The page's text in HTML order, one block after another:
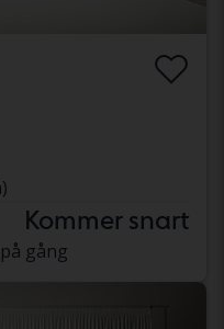
Kommer snart
gång